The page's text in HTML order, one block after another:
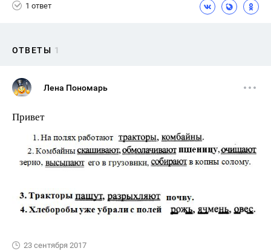
1 ответ
ОТВЕТЫ 1
Лена Пономарь
Привет
23 сентября 2017